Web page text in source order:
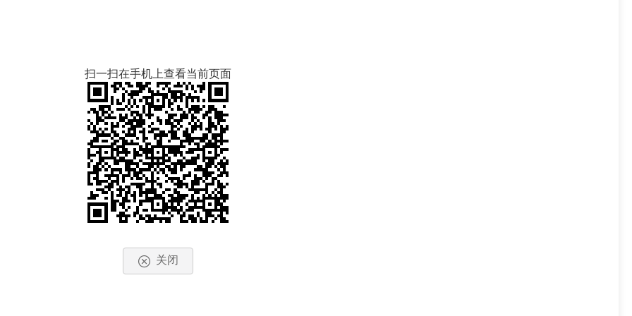
扫一扫在手机上查看当前页面
关闭